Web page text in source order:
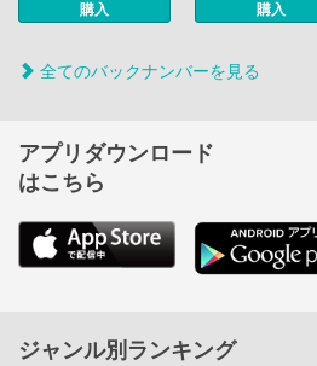
購入 購入
全てのバックナンバーを見る
アプリダウンロード
はこちら
ジャンル別ランキング